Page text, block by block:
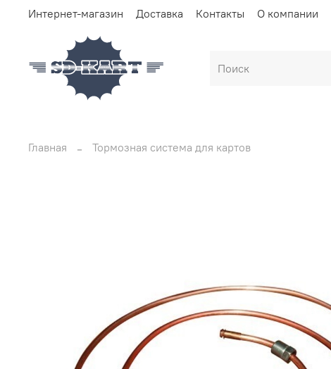
Интернет-магазин Доставка Контакты О компании
Главная Тормозная система для картов